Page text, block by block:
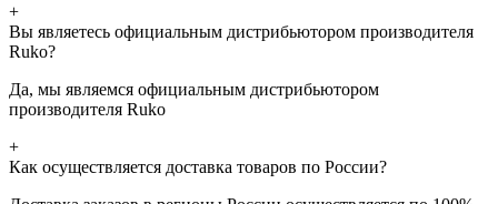
+
Вы являетесь официальным дистрибьютором производителя
Ruko?
Да, мы являемся официальным дистрибьютором
производителя Ruko
+
Как осуществляется доставка товаров по России?